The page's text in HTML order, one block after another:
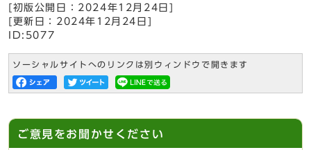
[初版公開日： 2024年12月24日
[更新日： 2024年12月24日
ID:5077
ソーシャルサイトへのリンクは別ウィンドウで開きます
ご意見をお聞かせください